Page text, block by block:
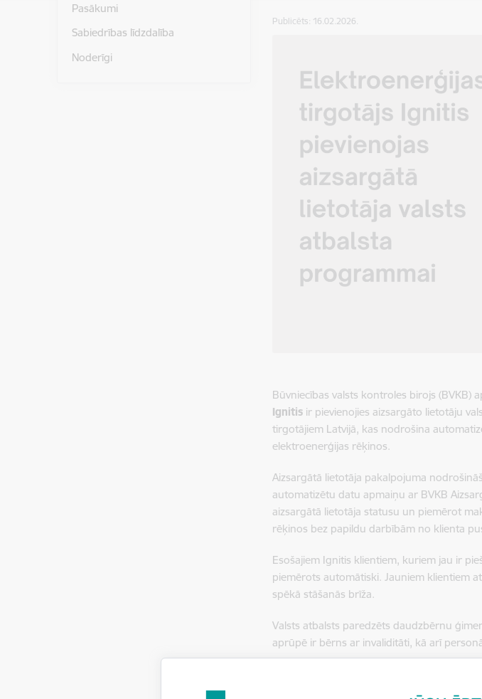
Pasākumi
Sabiedrības līdzdalība
Noderīgi
Publicēts: 16.02.2026.
Būvniecības valsts kontroles birojs
Ignitis ir pievienojies aizsargāto lietotāju
tirgotājiem Latvijā, kas nodrošina
elektroenerģijas rēķinos.
Aizsargātā lietotāja pakalpojuma
automatizētu datu apmaiņu ar BVKB
aizsargātā lietotāja statusu un piemērot
rēķinos bez papildu darbībām no klienta
Esošajiem Ignitis klientiem, kuriem jau ir
piemērots automātiski. Jauniem klientiem
spēkā stāšanās brīža.
Valsts atbalsts paredzēts daudzbērnu
aprūpē ir bērns ar invaliditāti, kā arī
Informāciju par piešķirto aizsargātā
samazinājums, iedzīvotāji var noskaidrot